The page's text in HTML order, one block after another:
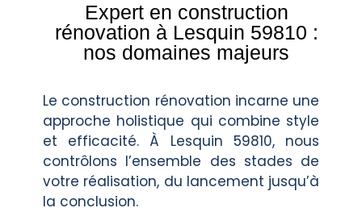
Expert en construction
rénovation à Lesquin 59810 :
nos domaines majeurs
Le construction rénovation incarne une
approche holistique qui combine style
et efficacité. À Lesquin 59810, nous
contrôlons l’ensemble des stades de
votre réalisation, du lancement jusqu’à
la conclusion.